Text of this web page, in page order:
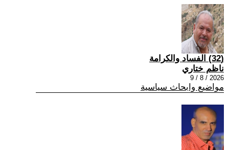
(32) الفساد والكرامة
ناظم ختاري
2026 / 8 / 9
مواضيع وابحاث سياسية